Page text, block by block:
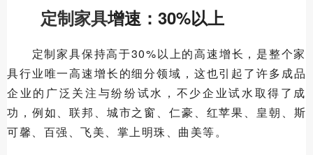
定制家具增速：30%以上
定制家具保持高于30%以上的高速增长，是整个家
具行业唯一高速增长的细分领域，这也引起了许多成品
企业的广泛关注与纷纷试水，不少企业试水取得了成
功，例如、联邦、城市之窗、仁豪、红苹果、皇朝、斯
可馨、百强、飞美、掌上明珠、曲美等。